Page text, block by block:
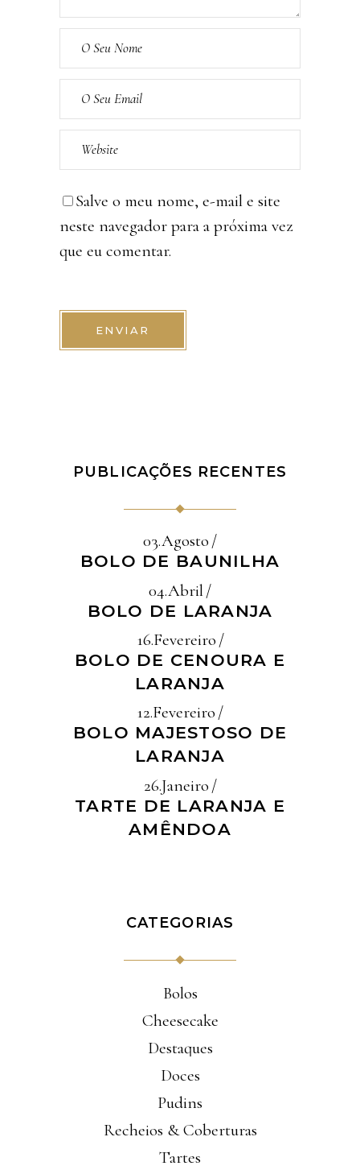
Salve o meu nome, e-mail e site
neste navegador para a próxima vez
que eu comentar.
ENVIAR
PUBLICAÇÕES RECENTES
03.Agosto
BOLO DE BAUNILHA
04.Abril
BOLO DE LARANJA
16.Fevereiro
BOLO DE CENOURA E
LARANJA
12.Fevereiro
BOLO MAJESTOSO DE
LARANJA
26.Janeiro
TARTE DE LARANJA E
AMÊNDOA
CATEGORIAS
Bolos
Cheesecake
Destaques
Doces
Pudins
Recheios & Coberturas
Tartes